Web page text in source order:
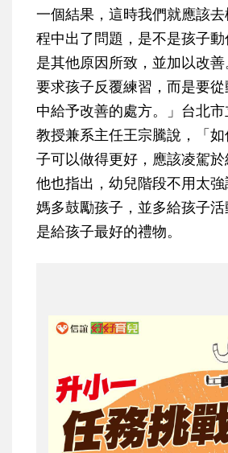
一個結果，這時我們就應該
程中出了問題，是不是孩子
是其他原因所致，並加以改
要求孩子反覆練習，而是要
中給予改善的處方。」台北
教授兼系主任王宗騰說，「
子可以做得更好，應該凌駕於
他也指出，幼兒階段不用太
媽多鼓勵孩子，並多給孩子
是給孩子最好的禮物。